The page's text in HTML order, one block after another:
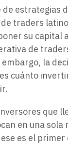
estrategias
traders
su capital
de
la
cuánto
que
en una sola
es el